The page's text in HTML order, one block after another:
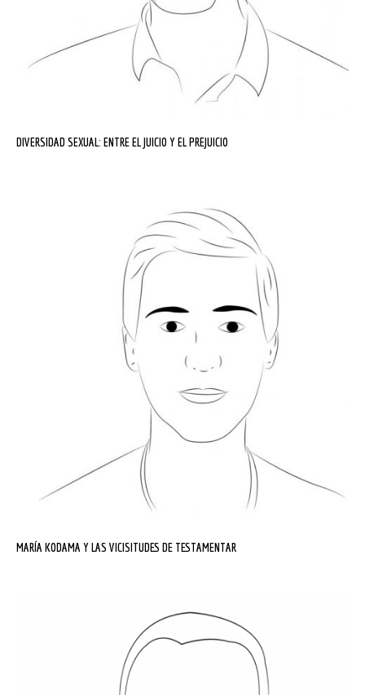
DIVERSIDAD SEXUAL: ENTRE EL JUICIO Y EL PREJUICIO
MARÍA KODAMA Y LAS VICISITUDES DE TESTAMENTAR